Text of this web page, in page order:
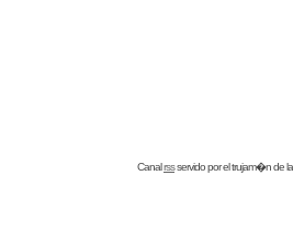
Canalrssservido por eltrujam�nde